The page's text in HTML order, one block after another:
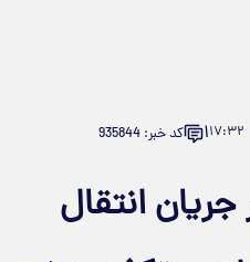
۱۷:۳۲۱ کد خبر: 935844
انتقال